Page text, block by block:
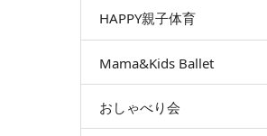
HAPPY親子体育
Mama&Kids Ballet
おしゃべり会